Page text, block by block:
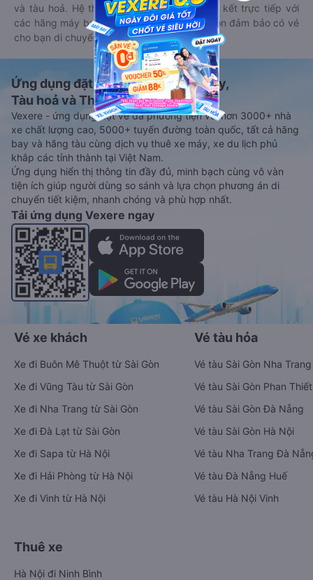
và tàu hoả. Hệ thống của Goyolo được liên kết trực tiếp với
các hãng máy bay, xe khách và tàu hoả, luôn đảm bảo có vé
cho bạn di chuyển.
Ứng dụng đặt vé Xe khách, Máy bay,
Tàu hoả và Thuê xe
Vexere - ứng dụng đặt vé đa phương tiện với hơn 3000+ nhà
xe chất lượng cao, 5000+ tuyến đường toàn quốc, tất cả hãng
bay và hãng tàu cùng dịch vụ thuê xe máy, xe du lịch phủ
khắp các tỉnh thành tại Việt Nam.
Ứng dụng hiển thị thông tin đầy đủ, minh bạch cùng vô vàn
tiện ích giúp người dùng so sánh và lựa chọn phương án di
chuyển tiết kiệm, nhanh chóng và phù hợp nhất.
Tải ứng dụng Vexere ngay
Vé xe khách
Xe đi Buôn Mê Thuột từ Sài Gòn
Xe đi Vũng Tàu từ Sài Gòn
Xe đi Nha Trang từ Sài Gòn
Xe đi Đà Lạt từ Sài Gòn
Xe đi Sapa từ Hà Nội
Xe đi Hải Phòng từ Hà Nội
Xe đi Vinh từ Hà Nội
Vé tàu hỏa
Vé tàu Sài Gòn Nha Trang
Vé tàu Sài Gòn Phan Thiết
Vé tàu Sài Gòn Đà Nẵng
Vé tàu Sài Gòn Hà Nội
Vé tàu Nha Trang Đà
Vé tàu Đà Nẵng Huế
Vé tàu Hà Nội Vinh
Thuê xe
Hà Nội đi Ninh Bình